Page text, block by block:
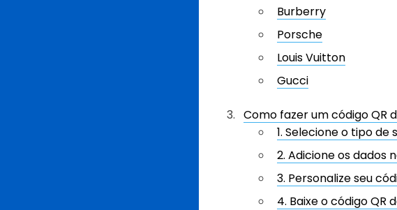
Burberry
Porsche
Louis Vuitton
Gucci
Como fazer um código QR
1. Selecione o tipo
2. Adicione os dados
3. Personalize seu
4. Baixe o código QR